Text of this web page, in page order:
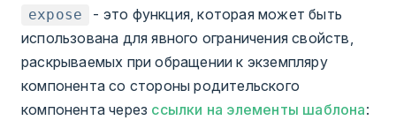
expose
- это функция, которая может быть
использована для явного ограничения свойств,
раскрываемых при обращении к экземпляру
компонента со стороны родительского
компонента через ссылки на элементы шаблона: